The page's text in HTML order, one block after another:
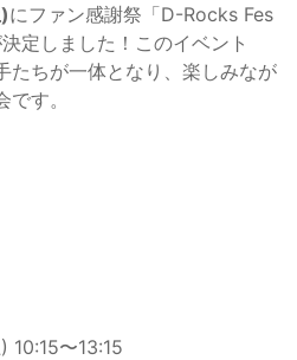
にファン感謝祭「D-Rocks Fes
定しました！このイベント
たちが一体となり、楽しみなが
す。
10:15〜13:15